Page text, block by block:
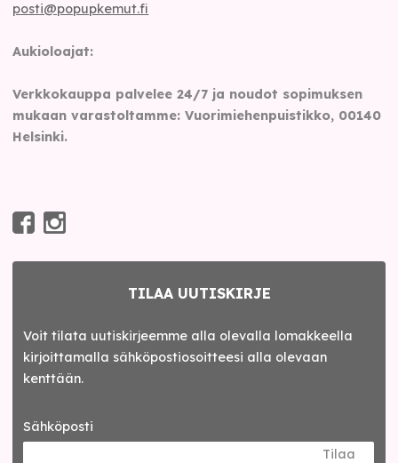
posti@popupkemut.fi
Aukioloajat:
Verkkokauppa palvelee 24/7 ja noudot sopimuksen
mukaan varastoltamme: Vuorimiehenpuistikko, 00140
Helsinki.
TILAA UUTISKIRJE
Voit tilata uutiskirjeemme alla olevalla lomakkeella
kirjoittamalla sähköpostiosoitteesi alla olevaan
kenttään.
Sähköposti
Tilaa